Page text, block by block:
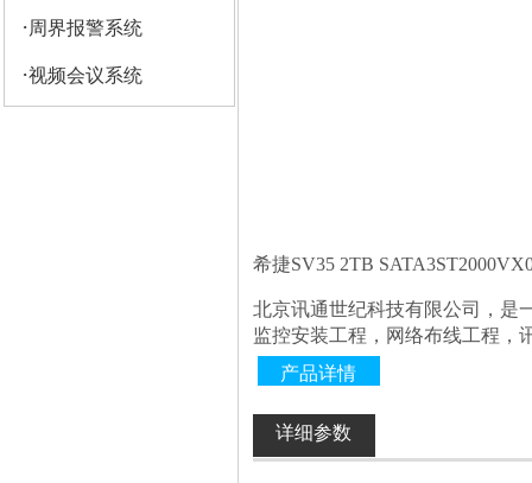
·周界报警系统
·视频会议系统
希捷SV35 2TB
北京讯通世纪科技有限公司，是
监控安装工程，网络布线工程，
产品详情
详细参数